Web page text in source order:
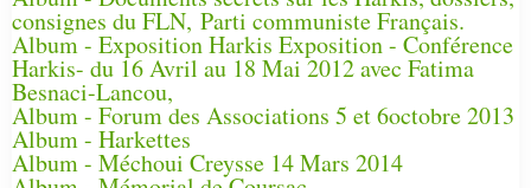
consignes du FLN, Parti communiste Français.
Album - Exposition Harkis Exposition - Conférence
Harkis- du 16 Avril au 18 Mai 2012 avec Fatima
Besnaci-Lancou,
Album - Forum des Associations 5 et 6octobre 2013
Album - Harkettes
Album - Méchoui Creysse 14 Mars 2014